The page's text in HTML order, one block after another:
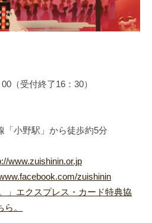
（受付終了16：30）
「小野駅」から徒歩約5分
www.zuishinin.or.jp
zuishinin
」エクスプレス・カード特典協
。